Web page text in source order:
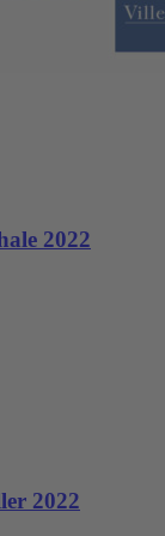
2022
2022